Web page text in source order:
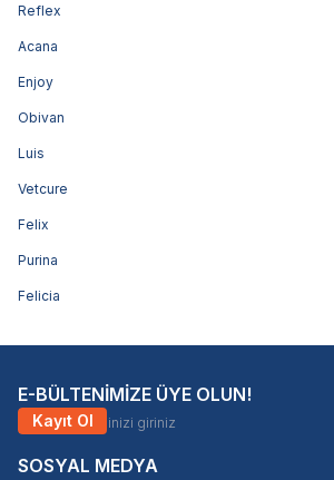
Reflex
Acana
Enjoy
Obivan
Luis
Vetcure
Felix
Purina
Felicia
E-BÜLTENİMİZE ÜYE OLUN!
Kayıt Ol
SOSYAL MEDYA